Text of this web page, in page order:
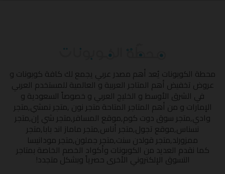
محطة الكوبونات يُعد أهم مصدر عربي يجمع لك كافة كوبونات و
عروض تخفيض أهم المتاجر العربية و العالمية للمستخدم العربي
في الشرق الأوسط و الخليج العربي و خصوصاً السعودية و
الإمارات و من أهم المتاجر المتاحة متجر نون ,متجر نمشي,متجر
وادي,متجر سوق دوت كوم,موقع المسافر,متجر شي إن,متجر
نسناس,موقع تجول,متجر أناس,متجر ماماز اند بابا,متجر
ممزورلد,متجر قولدن سنت,متجر جملون,متجر مودانيسا
كما نقدم العديد من الكوبونات وأكواد الخصم الخاصة بمتاجر
التسوق الإلكتروني الأخرى حصرياً وبشكل متجدد!